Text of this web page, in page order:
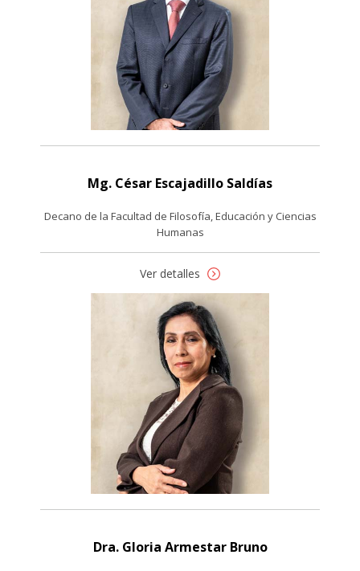
Mg. César Escajadillo Saldías
Decano de la Facultad de Filosofía, Educación y Ciencias
Humanas
Ver detalles
Dra. Gloria Armestar Bruno